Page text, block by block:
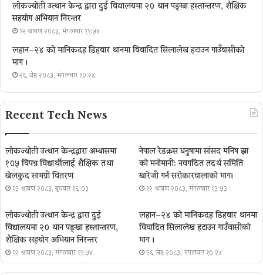
लोकज्योती उत्थान केन्द्र द्वारा दुई विद्यालयमा २० थान पङ्खा हस्तान्तरण, शैक्षिक
सहयोग अभियान निरन्तर
१२ श्रावण २०८३, मंगलवार ११:५४
लहान–२४ को मानिकदह डिहवार थानमा विवादित सिलालेख हटाउन गाउँवासीको
माग ।
२६ जेष्ठ २०८३, मंगलवार १०:२४
Recent Tech News
लोकज्योती उत्थान केन्द्रद्वारा अम्बासमा
१०५ विपन्न विद्यार्थीलाई शैक्षिक तथा
खेलकुद सामग्री वितरण
१३ श्रावण २०८३, बुधबार १६:०३
नेपाल रेडक्रस धनुषामा सांसद मनिष झा
को मनोमानी: नवगठित तदर्थ समिति
खारेजी गर्न सरोकारवालाको माग।
१२ श्रावण २०८३, मंगलवार १३:५३
लोकज्योती उत्थान केन्द्र द्वारा दुई
विद्यालयमा २० थान पङ्खा हस्तान्तरण,
शैक्षिक सहयोग अभियान निरन्तर
१२ श्रावण २०८३, मंगलवार ११:५४
लहान–२४ को मानिकदह डिहवार थानमा
विवादित सिलालेख हटाउन गाउँवासीको
माग ।
२६ जेष्ठ २०८३, मंगलवार १०:२४